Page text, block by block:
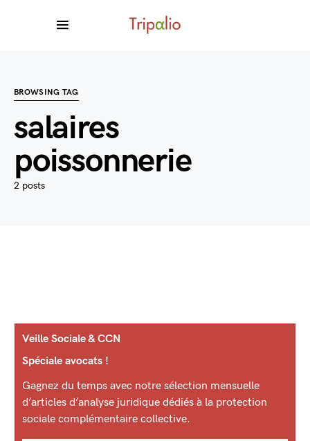
BROWSING TAG
salaires
poissonnerie
2 posts
Veille Sociale & CCN
Spéciale avocats !
Gagnez du temps avec notre sélection mensuelle
d’articles d’analyse juridique dédiés à la protection
sociale complémentaire collective.